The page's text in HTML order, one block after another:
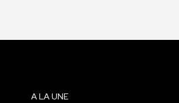
A LA UNE